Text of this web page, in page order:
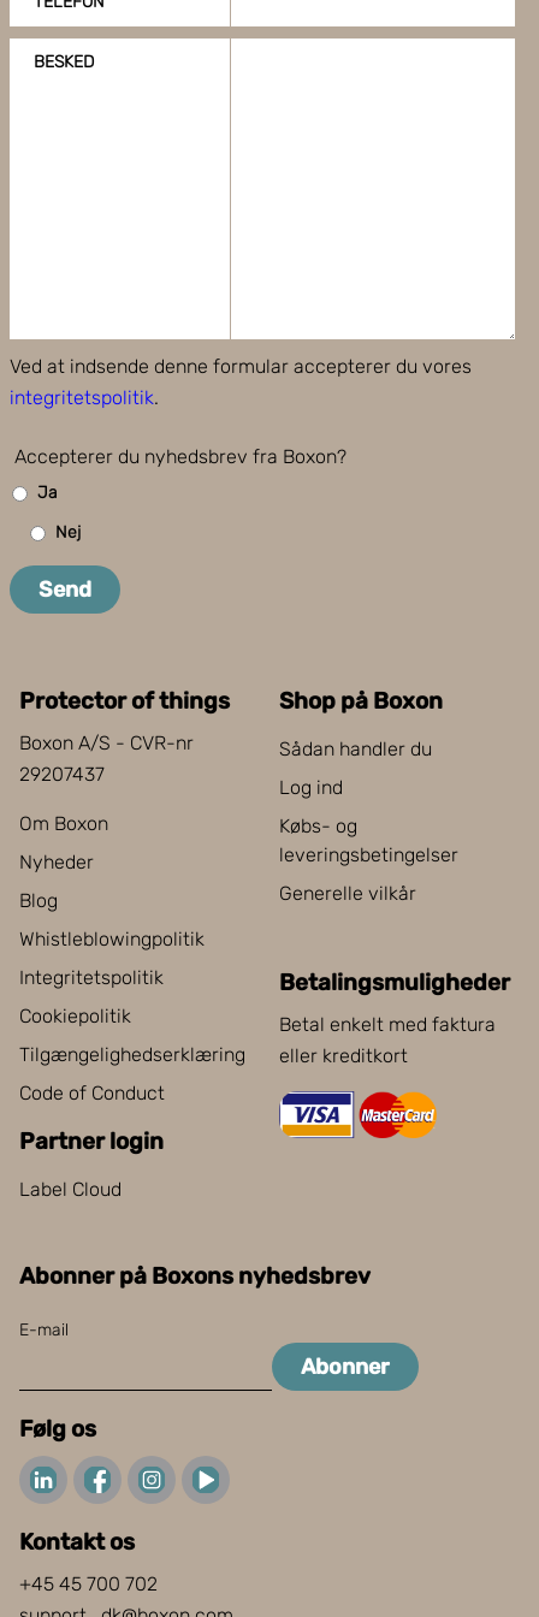
BESKED
Ved at indsende denne formular accepterer du vores
integritetspolitik.
Accepterer du nyhedsbrev fra Boxon?
Ja
Nej
Send
Protector of things
Boxon A/S - CVR-nr
29207437
Om Boxon
Nyheder
Blog
Whistleblowingpolitik
Integritetspolitik
Cookiepolitik
Tilgængelighedserklæring
Code of Conduct
Partner login
Label Cloud
Shop på Boxon
Sådan handler du
Log ind
Købs- og
leveringsbetingelser
Generelle vilkår
Betalingsmuligheder
Betal enkelt med faktura
eller kreditkort
Abonner på Boxons nyhedsbrev
E-mail
Abonner
Følg os
Kontakt os
+45 45 700 702